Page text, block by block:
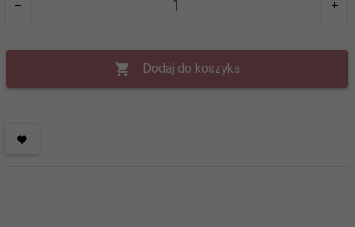
Dodaj do koszyka